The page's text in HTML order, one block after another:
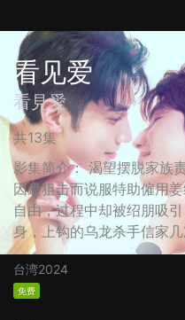
看见爱
看見愛
共13集
影集简介： 渴望摆脱家族
因遭狙击而说服特助僱用
自由，过程中却被绍朋吸
身，上钩的乌龙杀手信家
台湾2024
免费